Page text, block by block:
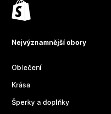
Nejvýznamnější obory
Oblečení
Krása
Šperky a doplňky